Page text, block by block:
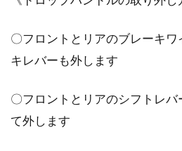
〇フロントとリアのブレーキ
キレバーも外します
〇フロントとリアのシフトレ
て外します